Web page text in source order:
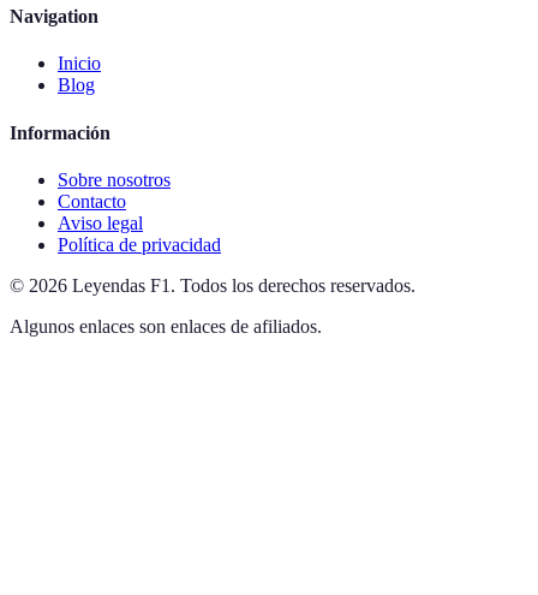
Navigation
Inicio
Blog
Información
Sobre nosotros
Contacto
Aviso legal
Política de privacidad
© 2026 Leyendas F1 . Todos los derechos reservados.
Algunos enlaces son enlaces de afiliados.